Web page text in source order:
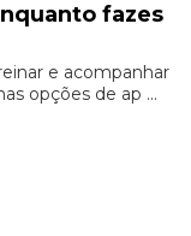
fazes
e acompanhar
opções de ap ...